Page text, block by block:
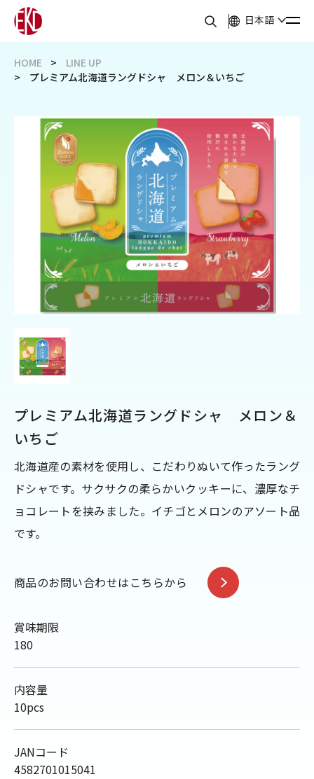
日本語
HOME
LINE UP
プレミアム北海道ラングドシャ メロン＆いちご
プレミアム北海道ラングドシャ メロン＆
いちご
北海道産の素材を使用し、こだわりぬいて作ったラング
ドシャです。サクサクの柔らかいクッキーに、濃厚なチ
ョコレートを挟みました。イチゴとメロンのアソート品
です。
商品のお問い合わせはこちらから
賞味期限
180
内容量
10pcs
JANコード
4582701015041